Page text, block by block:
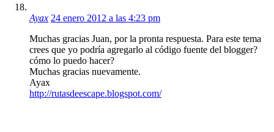
Ayax 24 enero 2012 a las 4:23 pm
Muchas gracias Juan, por la pronta respuesta. Para este tema
crees que yo podría agregarlo al código fuente del blogger?
cómo lo puedo hacer?
Muchas gracias nuevamente.
Ayax
http://rutasdeescape.blogspot.com/